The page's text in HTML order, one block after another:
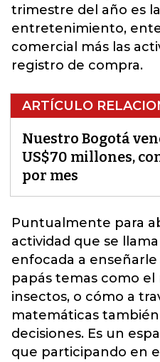
trimestre del año es
entretenimiento,
comercial más las
registro de compra.
ARTÍCULO
Nuestro Bogotá
US$70 millones,
por mes
Puntualmente para
actividad que se
enfocada a enseñarle
papás temas como
insectos, o cómo a
matemáticas
decisiones. Es un
que participando en